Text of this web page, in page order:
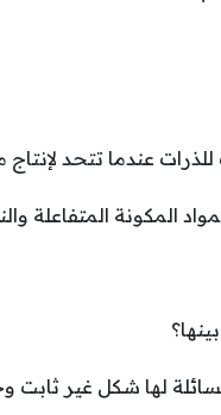
عندما تتحد لإنتاج
المكونة المتفاعلة
لها شكل غير ثابت